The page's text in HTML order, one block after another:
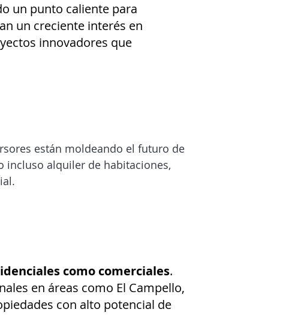
un punto caliente para
un creciente interés en
innovadores que
están moldeando el futuro de
incluso alquiler de habitaciones,
como comerciales.
en áreas como El Campello,
con alto potencial de